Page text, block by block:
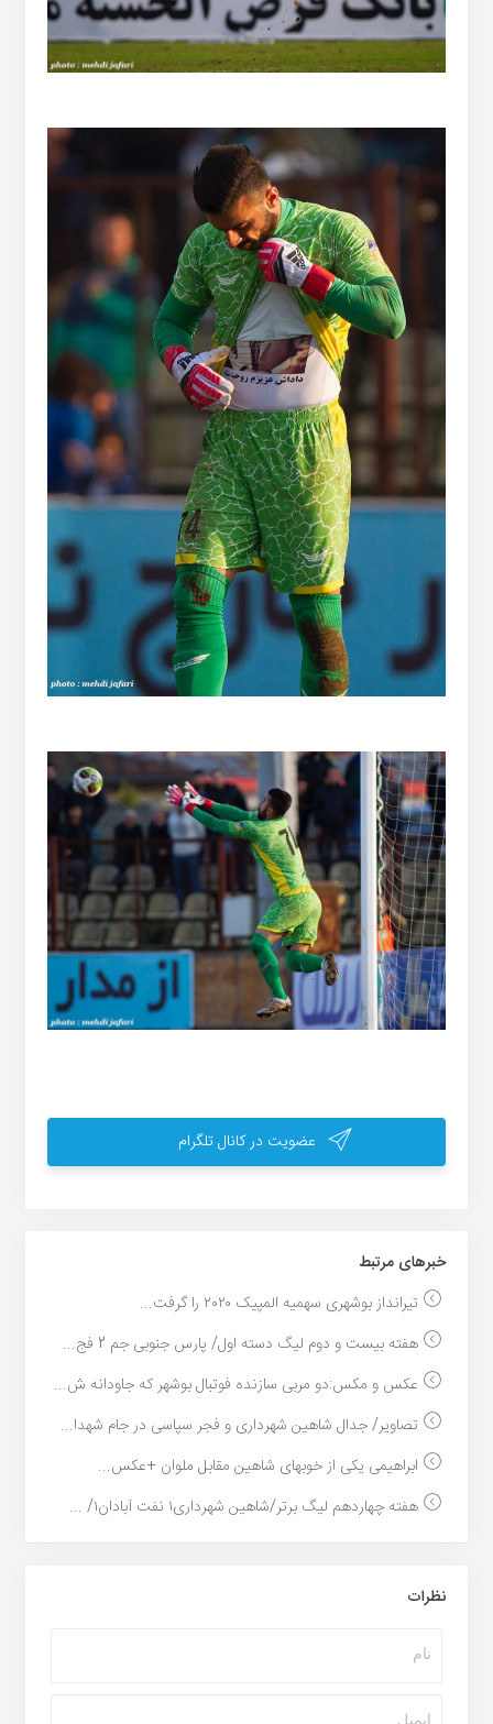
عضویت در کانال تلگرام
خبر‌های مرتبط
تیرانداز بوشهری سهمیه المپیک ۲۰۲۰ را گرفت...
هفته بیست و دوم لیگ دسته اول/ پارس جنوبی جم 2 فج...
عکس و مکس:دو مربی سازنده فوتبال بوشهر که جاودانه ش...
تصاویر/ جدال شاهین شهرداری و فجر سپاسی در جام شهدا...
ابراهیمی یکی از خوبهای شاهین مقابل ملوان +عکس...
هفته چهاردهم لیگ برتر/شاهین شهرداری۱ نفت آبادان۱/ ...
نظرات